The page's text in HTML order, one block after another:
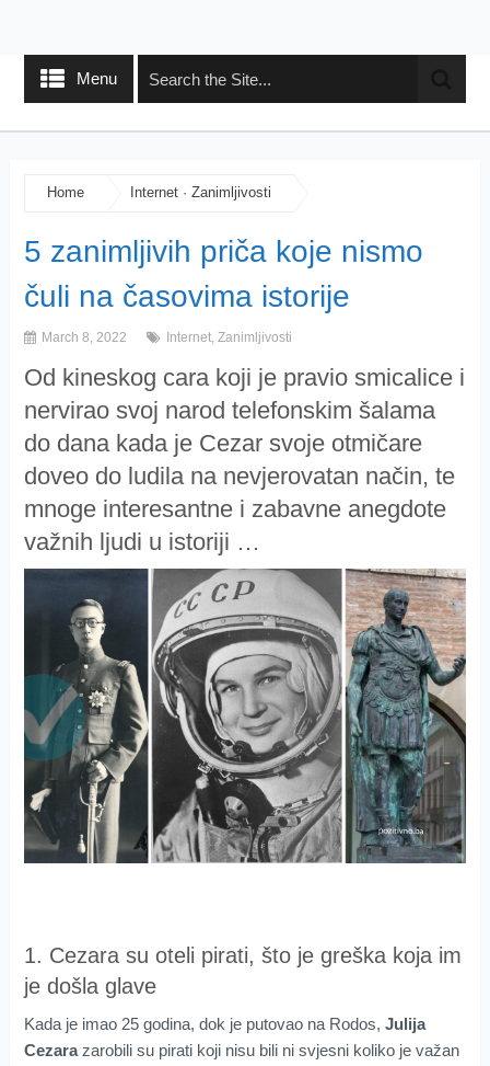
Menu
Home Internet· Zanimljivosti
5 zanimljivih priča koje nismo
čuli na časovima istorije
March 8, 2022 Internet, Zanimljivosti
Od kineskog cara koji je pravio smicalice i
nervirao svoj narod telefonskim šalama
do dana kada je Cezar svoje otmičare
doveo do ludila na nevjerovatan način, te
mnoge interesantne i zabavne anegdote
važnih ljudi u istoriji …
1. Cezara su oteli pirati, što je greška koja im
je došla glave
Kada je imao 25 godina, dok je putovao na Rodos, Julija
Cezarazarobili su pirati koji nisu bili ni svjesni koliko je važan